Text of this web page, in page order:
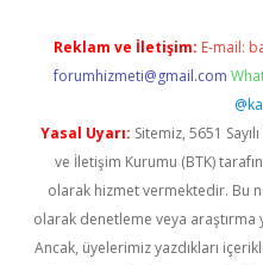
Reklam ve İletişim: E-mail:
forumhizmeti@gmail.com
Yasal Uyarı: Sitemiz, 5651
ve İletişim Kurumu (BTK)
olarak hizmet vermektedir. Bu
olarak denetleme veya
Ancak, üyelerimiz yazdıkları